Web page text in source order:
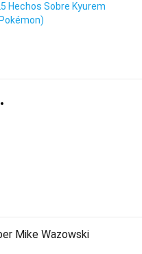
Hechos Sobre Kyurem
Mike Wazowski